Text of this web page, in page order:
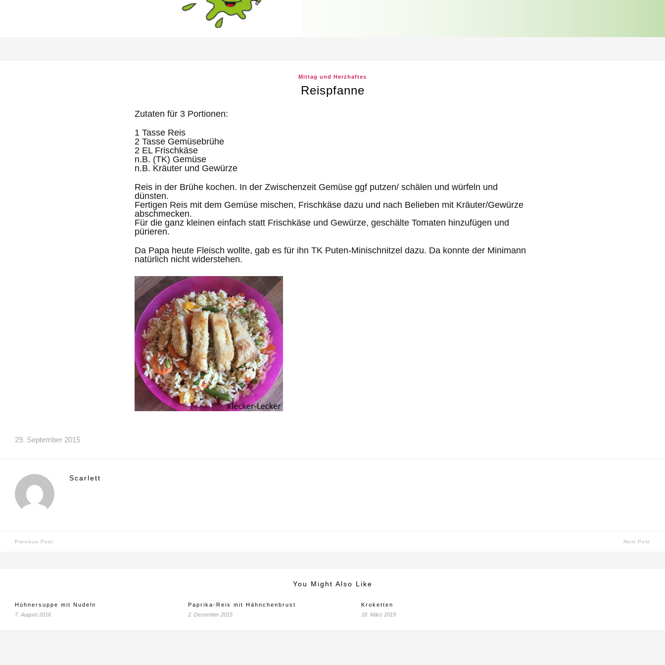
Mittag und Herzhaftes
Reispfanne
Zutaten für 3 Portionen:
1 Tasse Reis
2 Tasse Gemüsebrühe
2 EL Frischkäse
n.B. (TK) Gemüse
n.B. Kräuter und Gewürze
Reis in der Brühe kochen. In der Zwischenzeit Gemüse ggf putzen/ schälen und würfeln und
dünsten.
Fertigen Reis mit dem Gemüse mischen, Frischkäse dazu und nach Belieben mit Kräuter/Gewürze
abschmecken.
Für die ganz kleinen einfach statt Frischkäse und Gewürze, geschälte Tomaten hinzufügen und
pürieren.
Da Papa heute Fleisch wollte, gab es für ihn TK Puten-Minischnitzel dazu. Da konnte der Minimann
natürlich nicht widerstehen.
29. September 2015
Scarlett
Previous Post Next Post
You Might Also Like
Hühnersuppe mit Nudeln
7. August 2016
Paprika-Reis mit Hähnchenbrust
2. Dezember 2015
Kroketten
18. März 2019